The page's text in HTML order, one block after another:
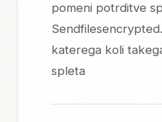
pomeni potrditve
katerega koli
spleta